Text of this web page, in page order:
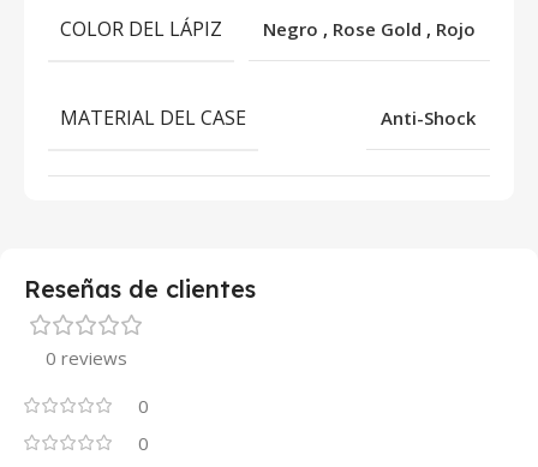
COLOR DEL LÁPIZ Negro , Rose Gold , Rojo
MATERIAL DEL CASE Anti-Shock
Reseñas de clientes
0 reviews
0
0